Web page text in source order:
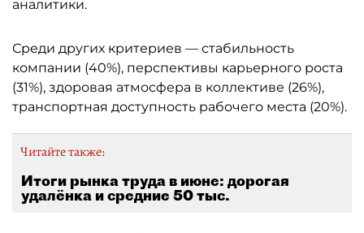
аналитики.
Среди других критериев — стабильность
компании (40%), перспективы карьерного роста
(31%), здоровая атмосфера в коллективе (26%),
транспортная доступность рабочего места (20%).
Читайте также:
Итоги рынка труда в июне: дорогая
удалёнка и средние 50 тыс.